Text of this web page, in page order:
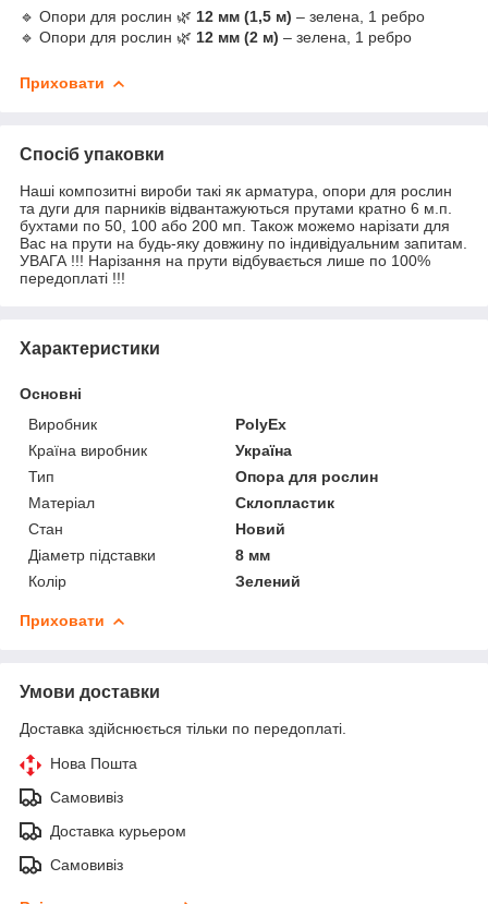
🔹 Опори для рослин 🌿 12 мм (1,5 м) – зелена, 1 ребро
🔹 Опори для рослин 🌿 12 мм (2 м) – зелена, 1 ребро
Приховати
Спосіб упаковки
Наші композитні вироби такі як арматура, опори для рослин
та дуги для парників відвантажуються прутами кратно 6 м.п.
бухтами по 50, 100 або 200 мп. Також можемо нарізати для
Вас на прути на будь-яку довжину по індивідуальним запитам.
УВАГА !!! Нарізання на прути відбувається лише по 100%
передоплаті !!!
Характеристики
Основні
Виробник
PolyEx
Країна виробник
Україна
Тип
Опора для рослин
Матеріал
Склопластик
Стан
Новий
Діаметр підставки
8 мм
Колір
Зелений
Приховати
Умови доставки
Доставка здійснюється тільки по передоплаті.
Нова Пошта
Самовивіз
Доставка курьером
Самовивіз